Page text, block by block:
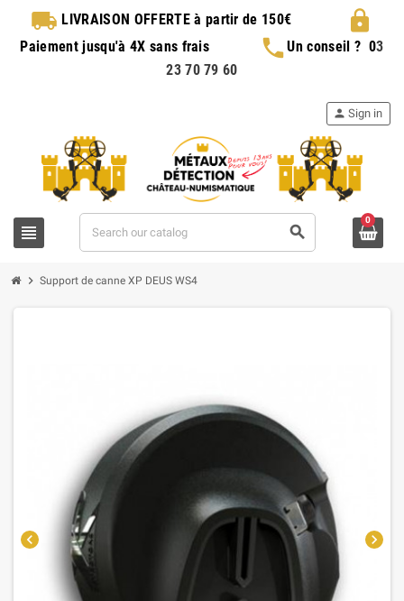
local_shipping LIVRAISON OFFERTEà partir de 150€ lock
Paiement jusqu'à 4X sans frais phoneUn conseil ? 03
23 70 79 60
view_headline search
person Sign in
0
chevron_right Support de canne XP DEUS WS4
chevron_left chevron_right